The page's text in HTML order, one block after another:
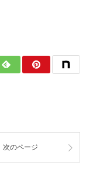
次のページ